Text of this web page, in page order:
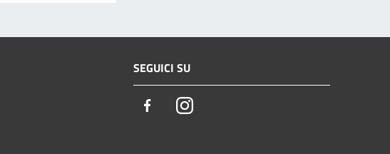
SEGUICI SU
FacebookInstagram